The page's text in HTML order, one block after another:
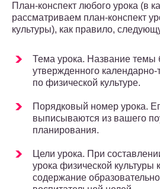
План-конспект любого урока (в
рассматриваем план-конспект
культуры), как правило,
Тема урока. Название темы
утвержденного календарно-
по физической культуре.
Порядковый номер урока.
выписываются из вашего
планирования.
Цели урока. При
урока физической культуры
содержание